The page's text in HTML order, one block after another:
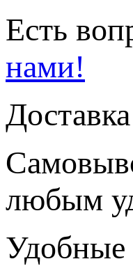
Есть
нами!
любым
Удобные